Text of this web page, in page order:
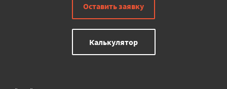
Оставить заявку
Калькулятор